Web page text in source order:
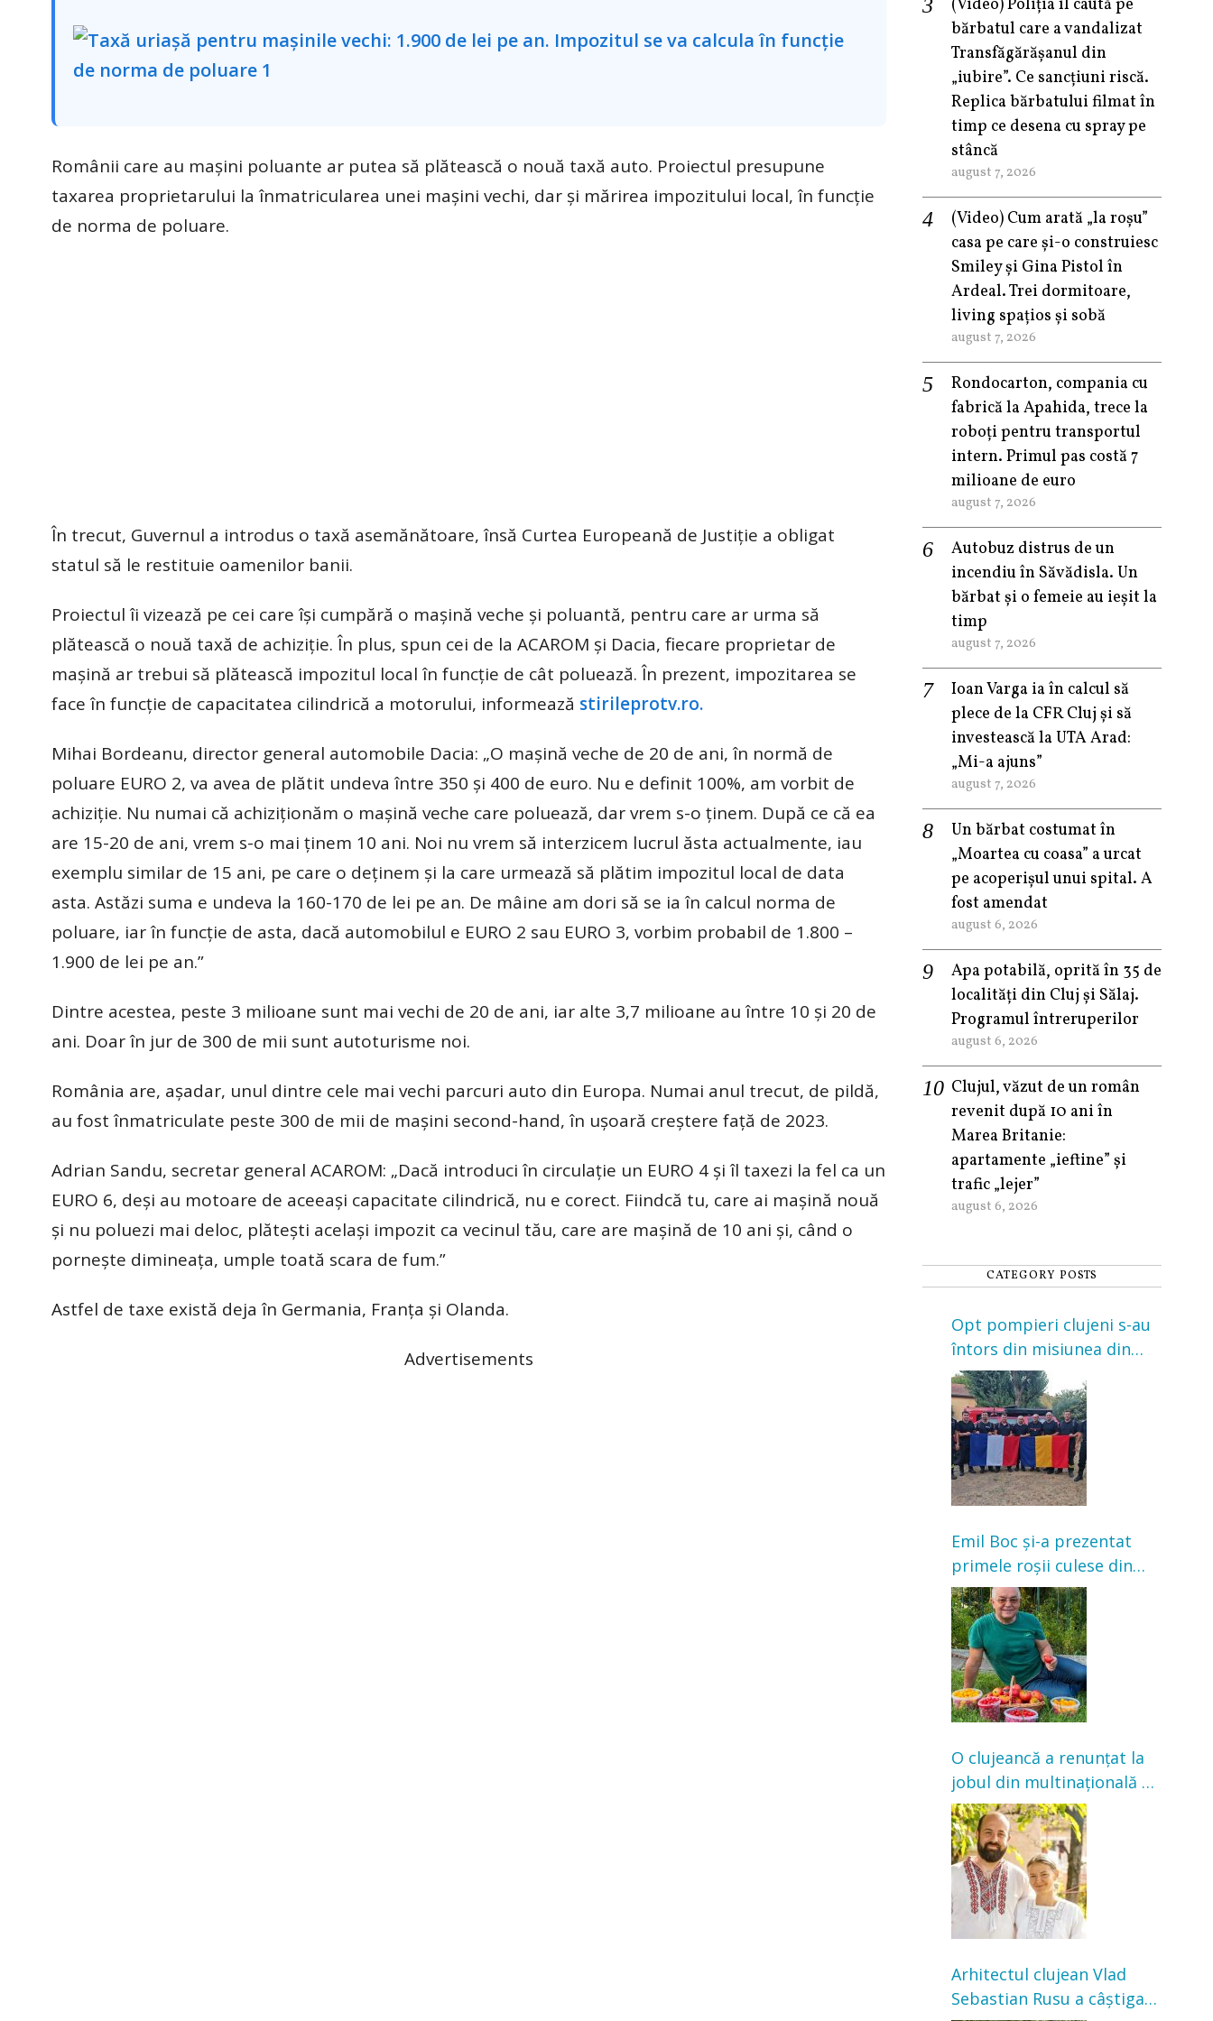
Românii care au mașini poluante ar putea să plătească o nouă taxă auto. Proiectul presupune
taxarea proprietarului la înmatricularea unei mașini vechi, dar și mărirea impozitului local, în funcție
de norma de poluare.
În trecut, Guvernul a introdus o taxă asemănătoare, însă Curtea Europeană de Justiție a obligat
statul să le restituie oamenilor banii.
Proiectul îi vizează pe cei care își cumpără o mașină veche și poluantă, pentru care ar urma să
plătească o nouă taxă de achiziție. În plus, spun cei de la ACAROM și Dacia, fiecare proprietar de
mașină ar trebui să plătească impozitul local în funcție de cât poluează. În prezent, impozitarea se
face în funcție de capacitatea cilindrică a motorului, informează stirileprotv.ro.
Mihai Bordeanu, director general automobile Dacia: „O mașină veche de 20 de ani, în normă de
poluare EURO 2, va avea de plătit undeva între 350 și 400 de euro. Nu e definit 100%, am vorbit de
achiziție. Nu numai că achiziționăm o mașină veche care poluează, dar vrem s-o ținem. După ce că ea
are 15-20 de ani, vrem s-o mai ținem 10 ani. Noi nu vrem să interzicem lucrul ăsta actualmente, iau
exemplu similar de 15 ani, pe care o deținem și la care urmează să plătim impozitul local de data
asta. Astăzi suma e undeva la 160-170 de lei pe an. De mâine am dori să se ia în calcul norma de
poluare, iar în funcție de asta, dacă automobilul e EURO 2 sau EURO 3, vorbim probabil de 1.800 –
1.900 de lei pe an.”
Dintre acestea, peste 3 milioane sunt mai vechi de 20 de ani, iar alte 3,7 milioane au între 10 și 20 de
ani. Doar în jur de 300 de mii sunt autoturisme noi.
România are, așadar, unul dintre cele mai vechi parcuri auto din Europa. Numai anul trecut, de pildă,
au fost înmatriculate peste 300 de mii de mașini second-hand, în ușoară creștere față de 2023.
Adrian Sandu, secretar general ACAROM: „Dacă introduci în circulație un EURO 4 și îl taxezi la fel ca un
EURO 6, deși au motoare de aceeași capacitate cilindrică, nu e corect. Fiindcă tu, care ai mașină nouă
și nu poluezi mai deloc, plătești același impozit ca vecinul tău, care are mașină de 10 ani și, când o
pornește dimineața, umple toată scara de fum.”
Astfel de taxe există deja în Germania, Franța și Olanda.
Advertisements
(Video) Poliția îl caută pe
bărbatul care a vandalizat
Transfăgărășanul din
„iubire”. Ce sancțiuni riscă.
Replica bărbatului filmat în
timp ce desena cu spray pe
stâncă
august 7, 2026
(Video) Cum arată „la roşu”
casa pe care şi-o construiesc
Smiley şi Gina Pistol în
Ardeal. Trei dormitoare,
living spațios și sobă
august 7, 2026
Rondocarton, compania cu
fabrică la Apahida, trece la
roboți pentru transportul
intern. Primul pas costă 7
milioane de euro
august 7, 2026
Autobuz distrus de un
incendiu în Săvădisla. Un
bărbat și o femeie au ieșit la
timp
august 7, 2026
Ioan Varga ia în calcul să
plece de la CFR Cluj și să
investească la UTA Arad:
„Mi-a ajuns”
august 7, 2026
Un bărbat costumat în
„Moartea cu coasa” a urcat
pe acoperișul unui spital. A
fost amendat
august 6, 2026
Apa potabilă, oprită în 35 de
localități din Cluj și Sălaj.
Programul întreruperilor
august 6, 2026
Clujul, văzut de un român
revenit după 10 ani în
Marea Britanie:
apartamente „ieftine” și
trafic „lejer”
august 6, 2026
CATEGORY POSTS
Opt pompieri clujeni s-au
întors din misiunea din
Franța. Au intervenit la
incendii de vegetație și
pădure
Emil Boc și-a prezentat
primele roșii culese din
grădină: „Niciun magazin
nu poate oferi această
satisfacție”
O clujeancă a renunțat la
jobul din multinațională și
s-a mutat la țară. Acum
cultivă legume în grădina
bunicilor
Arhitectul clujean Vlad
Sebastian Rusu a câștigat